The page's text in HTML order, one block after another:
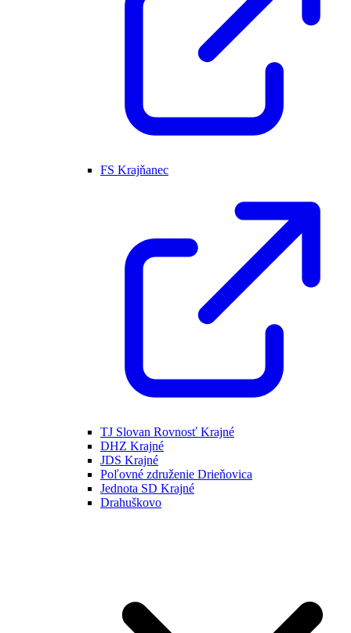
FS Krajňanec
TJ Slovan Rovnosť Krajné
DHZ Krajné
JDS Krajné
Poľovné združenie Drieňovica
Jednota SD Krajné
Drahuškovo